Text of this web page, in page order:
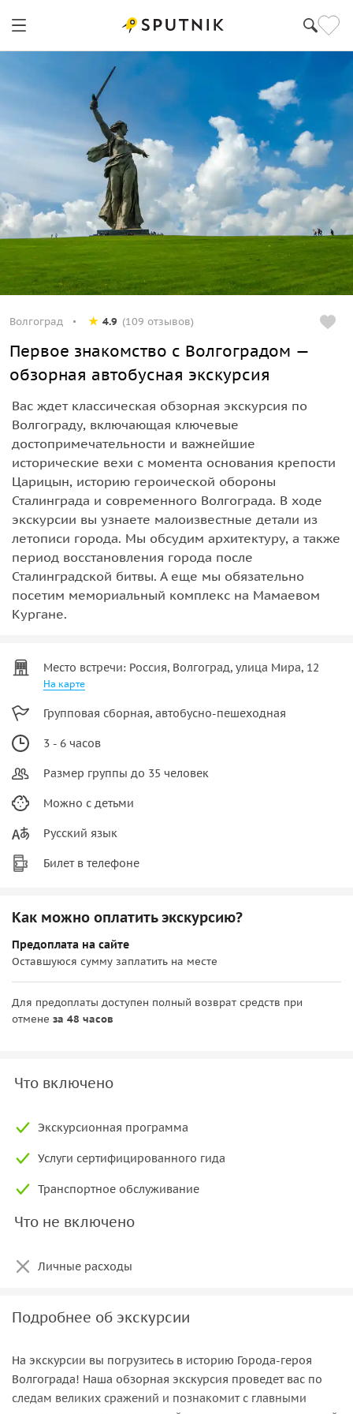
Волгоград 4.9 (109 отзывов)
Первое знакомство с Волгоградом —
обзорная автобусная экскурсия
Вас ждет классическая обзорная экскурсия по
Волгограду, включающая ключевые
достопримечательности и важнейшие
исторические вехи с момента основания крепости
Царицын, историю героической обороны
Сталинграда и современного Волгограда. В ходе
экскурсии вы узнаете малоизвестные детали из
летописи города. Мы обсудим архитектуру, а также
период восстановления города после
Сталинградской битвы. А еще мы обязательно
посетим мемориальный комплекс на Мамаевом
Кургане.
Место встречи: Россия, Волгоград, улица Мира, 12
На карте
Групповая сборная, автобусно-пешеходная
3 - 6 часов
Размер группы до 35 человек
Можно с детьми
Русский язык
Билет в телефоне
Как можно оплатить экскурсию?
Предоплата на сайте
Оставшуюся сумму заплатить на месте
Для предоплаты доступен полный возврат средств при
отмене за 48 часов
Что включено
Экскурсионная программа
Услуги сертифицированного гида
Транспортное обслуживание
Что не включено
Личные расходы
Подробнее об экскурсии
На экскурсии вы погрузитесь в историю Города-героя
Волгограда! Наша обзорная экскурсия проведет вас по
следам великих сражений и познакомит с главными